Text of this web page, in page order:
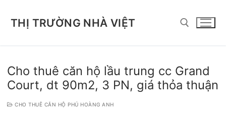
THỊ TRƯỜNG NHÀ VIỆT
Tìm kiếm cho:
Cho thuê căn hộ lầu trung cc Grand
Court, dt 90m2, 3 PN, giá thỏa thuận
CHO THUÊ CĂN HỘ PHÚ HOÀNG ANH